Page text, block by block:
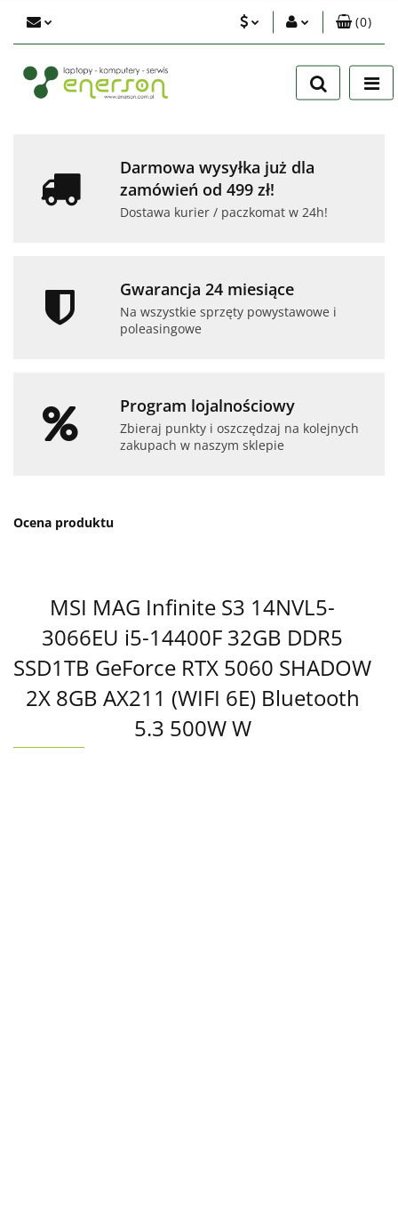
Zaloguj się
Zarejestruj się
(0)
Darmowa wysyłka już dla
zamówień od 499 zł!
Dostawa kurier / paczkomat w 24h!
Gwarancja 24 miesiące
Na wszystkie sprzęty powystawowe i
poleasingowe
Program lojalnościowy
Zbieraj punkty i oszczędzaj na kolejnych
zakupach w naszym sklepie
Ocena produktu
MSI MAG Infinite S3 14NVL5-
3066EU i5-14400F 32GB DDR5
SSD1TB GeForce RTX 5060 SHADOW
2X 8GB AX211 (WIFI 6E) Bluetooth
5.3 500W W